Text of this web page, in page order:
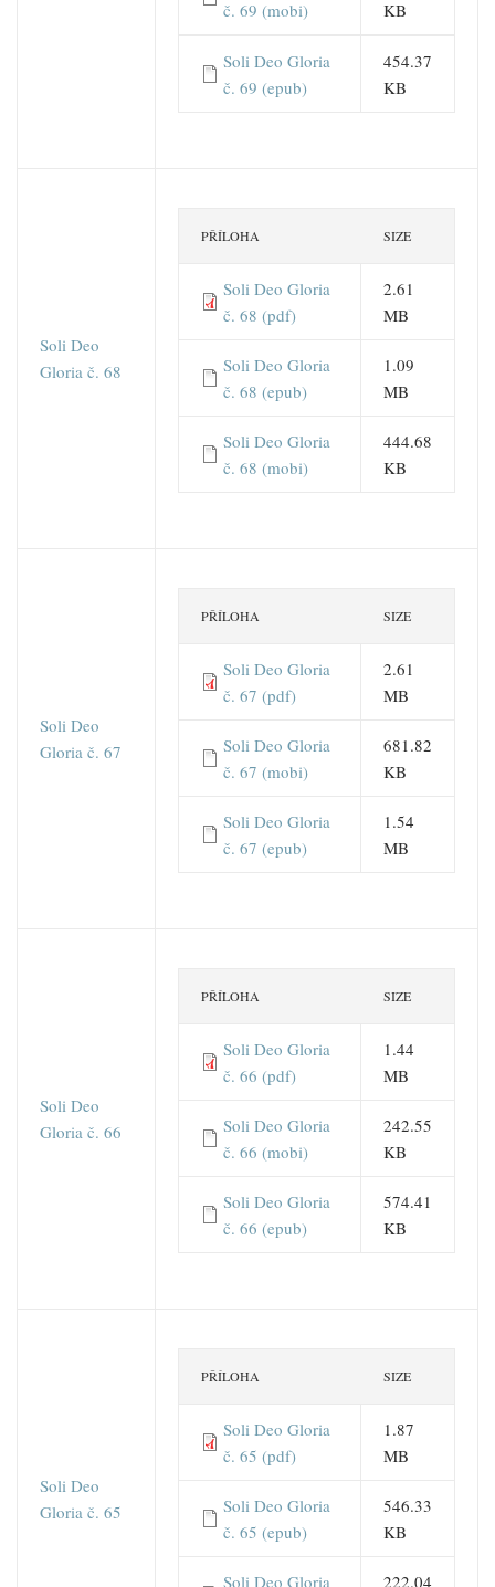
č. 69 (mobi)
KB
Soli Deo Gloria
č. 69 (epub)
454.37
KB
Soli Deo
Gloria č. 68
PŘÍLOHA SIZE
Soli Deo Gloria
č. 68 (pdf)
2.61
MB
Soli Deo Gloria
č. 68 (epub)
1.09
MB
Soli Deo Gloria
č. 68 (mobi)
444.68
KB
Soli Deo
Gloria č. 67
PŘÍLOHA SIZE
Soli Deo Gloria
č. 67 (pdf)
2.61
MB
Soli Deo Gloria
č. 67 (mobi)
681.82
KB
Soli Deo Gloria
č. 67 (epub)
1.54
MB
Soli Deo
Gloria č. 66
PŘÍLOHA SIZE
Soli Deo Gloria
č. 66 (pdf)
1.44
MB
Soli Deo Gloria
č. 66 (mobi)
242.55
KB
Soli Deo Gloria
č. 66 (epub)
574.41
KB
Soli Deo
Gloria č. 65
PŘÍLOHA SIZE
Soli Deo Gloria
č. 65 (pdf)
1.87
MB
Soli Deo Gloria
č. 65 (epub)
546.33
KB
Soli Deo Gloria 222.04